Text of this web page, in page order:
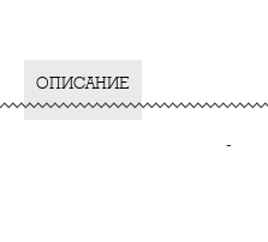
ОПИСАНИЕ
-